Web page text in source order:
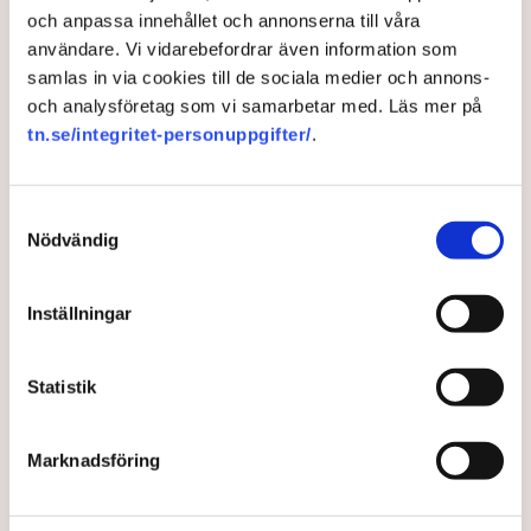
och anpassa innehållet och annonserna till våra
användare. Vi vidarebefordrar även information som
samlas in via cookies till de sociala medier och annons-
och analysföretag som vi samarbetar med. Läs mer på
tn.se/integritet-personuppgifter/.
Nödvändig
Inställningar
Statistik
Marknadsföring
nationalekonomi, till TN. Samtidigt har Finland valt en
helt annan väg.
1 month ago | Av: Martin Berg
Svenska succén: Ensamt om
minusutsläpp i Europa –
”Speciellt”